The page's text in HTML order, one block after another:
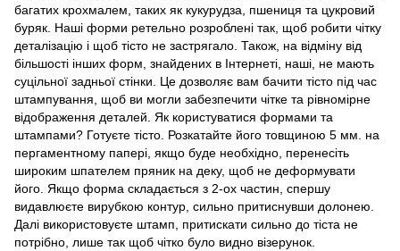
багатих крохмалем, таких як кукурудза, пшениця та цукровий
буряк. Наші форми ретельно розроблені так, щоб робити чітку
деталізацію і щоб тісто не застрягало. Також, на відміну від
більшості інших форм, знайдених в Інтернеті, наші, не мають
суцільної задньої стінки. Це дозволяє вам бачити тісто під час
штампування, щоб ви могли забезпечити чітке та рівномірне
відображення деталей. Як користуватися формами та
штампами? Готуєте тісто. Розкатайте його товщиною 5 мм. на
пергаментному папері, якщо буде необхідно, перенесіть
широким шпателем пряник на деку, щоб не деформувати
його. Якщо форма складається з 2-ох частин, спершу
видавлюєте вирубкою контур, сильно притиснувши долонею.
Далі використовуєте штамп, притискати сильно до тіста не
потрібно, лише так щоб чітко було видно візерунок.